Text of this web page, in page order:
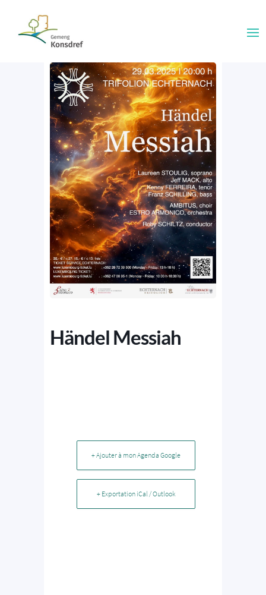
Händel Messiah
+ Ajouter à mon Agenda Google
+ Exportation iCal / Outlook